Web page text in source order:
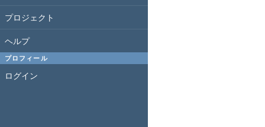
プロジェクト
ヘルプ
プロフィール
ログイン